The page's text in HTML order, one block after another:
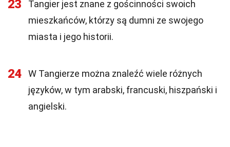
23
Tangier jest znane z gościnności swoich
mieszkańców, którzy są dumni ze swojego
miasta i jego historii.
24
W Tangierze można znaleźć wiele różnych
języków, w tym arabski, francuski, hiszpański i
angielski.